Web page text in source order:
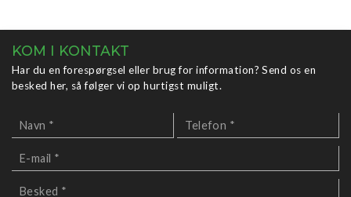
KOM I KONTAKT
Har du en forespørgsel eller brug for information? Send os en
besked her, så følger vi op hurtigst muligt.